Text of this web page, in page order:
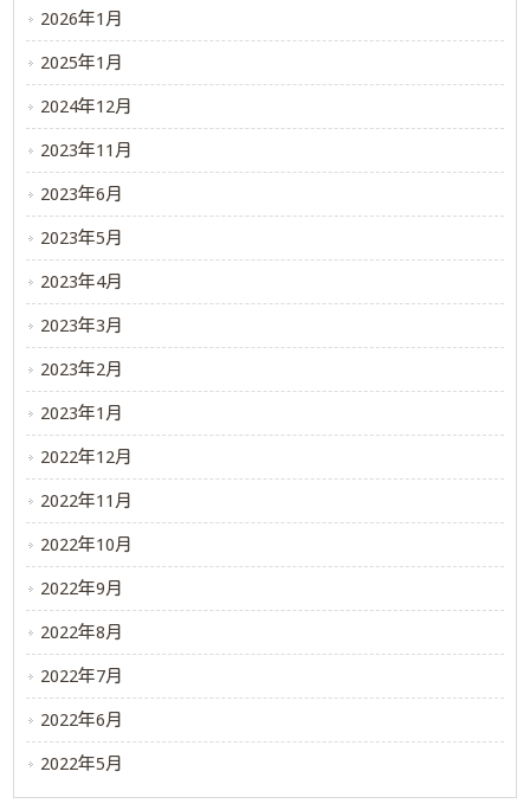
2026年1月
2025年1月
2024年12月
2023年11月
2023年6月
2023年5月
2023年4月
2023年3月
2023年2月
2023年1月
2022年12月
2022年11月
2022年10月
2022年9月
2022年8月
2022年7月
2022年6月
2022年5月